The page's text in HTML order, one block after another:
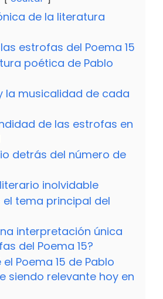
de la literatura
estrofas del Poema 15
poética de Pablo
la musicalidad de cada
de las estrofas en
detrás del número de
inolvidable
el tema principal del
interpretación única
del Poema 15?
el Poema 15 de Pablo
siendo relevante hoy en